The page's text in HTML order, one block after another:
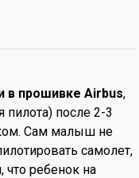
в прошивке Airbus,
пилота) после 2-3
Сам малыш не
самолет,
что ребенок на